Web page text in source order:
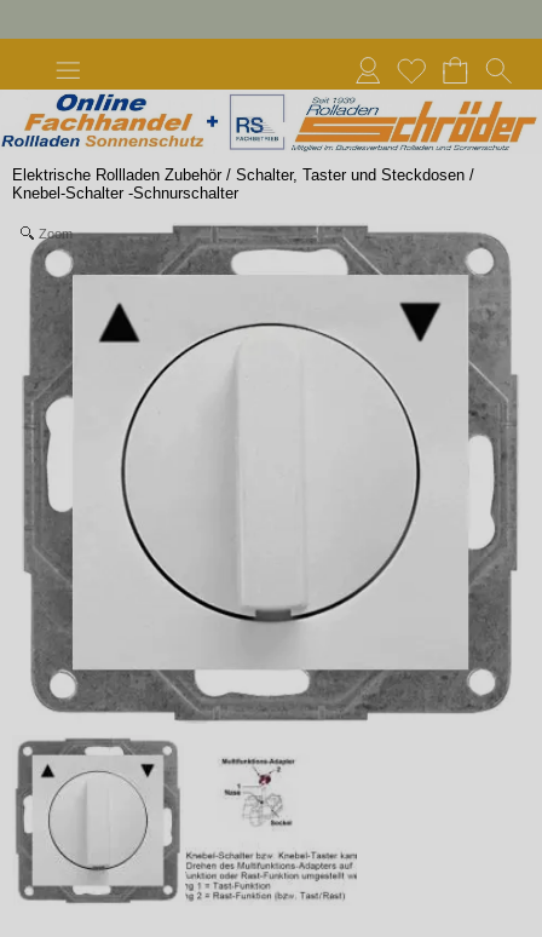
Elektrische Rollladen Zubehör / Schalter, Taster und Steckdosen /
Knebel-Schalter -Schnurschalter
Zoom